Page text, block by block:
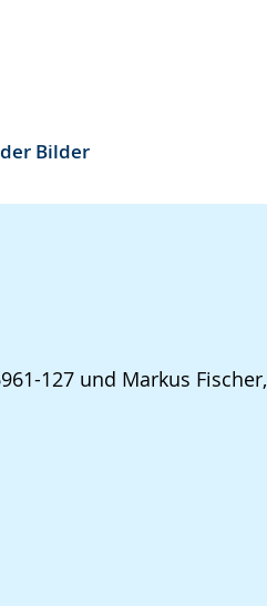
Bilder
127 und Markus Fischer,